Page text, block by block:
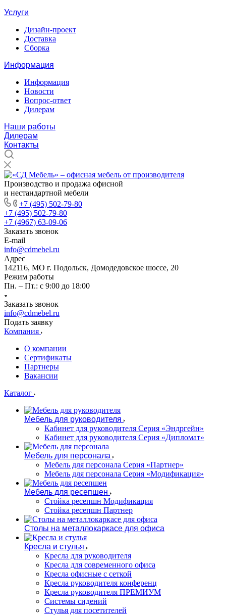
Услуги
Дизайн-проект
Доставка
Сборка
Информация
Информация
Новости
Вопрос-ответ
Дилерам
Наши работы
Дилерам
Контакты
Производство и продажа офисной
и нестандартной мебели
+7 (495) 502-79-80
+7 (495) 502-79-80
+7 (4967) 63-09-06
Заказать звонок
E-mail
info@cdmebel.ru
Адрес
142116, МО г. Подольск, Домодедовское шоссе, 20
Режим работы
Пн. – Пт.: с 9:00 до 18:00
Заказать звонок
info@cdmebel.ru
Подать заявку
Компания
О компании
Сертификаты
Партнеры
Вакансии
Каталог
Мебель для руководителя
Кабинет для руководителя Серия «Эндргейн»
Кабинет для руководителя Серия «Дипломат»
Мебель для персонала
Мебель для персонала Серия «Партнер»
Мебель для персонала Серия «Модификация»
Мебель для ресепшен
Стойка ресепшн Модификация
Стойка ресепшн Партнер
Столы на металлокаркасе для офиса
Кресла и стулья
Кресла для руководителя
Кресла для современного офиса
Кресла офисные с сеткой
Кресла руководителя конференц
Кресла руководителя ПРЕМИУМ
Системы сидений
Стулья для посетителей